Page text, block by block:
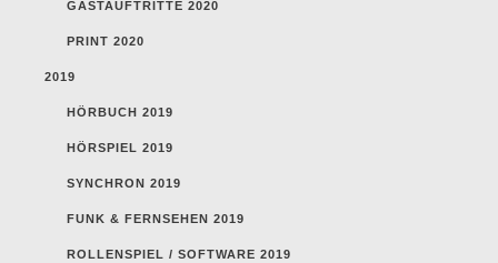
GASTAUFTRITTE 2020
PRINT 2020
2019
HÖRBUCH 2019
HÖRSPIEL 2019
SYNCHRON 2019
FUNK & FERNSEHEN 2019
ROLLENSPIEL / SOFTWARE 2019